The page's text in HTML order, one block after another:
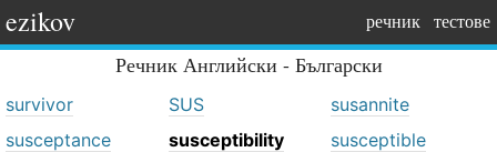
ezikov речник тестове
Речник Английски - Български
survivor SUS
susannite
susceptance
susceptibility
susceptible